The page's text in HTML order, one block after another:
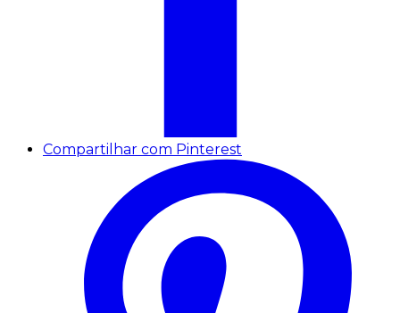
Compartilhar com Pinterest